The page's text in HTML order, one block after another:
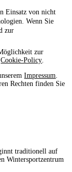
Einsatz von nicht
Wenn Sie
zur
zur
Cookie-Policy
Impressum
Rechten finden Sie
traditionell auf
Wintersportzentrum